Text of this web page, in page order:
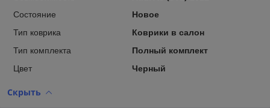
Состояние
Новое
Тип коврика
Коврики в салон
Тип комплекта
Полный комплект
Цвет
Черный
Скрыть